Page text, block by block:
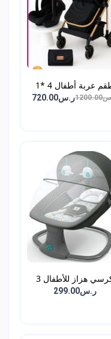
طقم عربة أطفال 4 *1
عر...ر.س720.00
كرسي هزاز للأطفال 3
في...ر.س299.00